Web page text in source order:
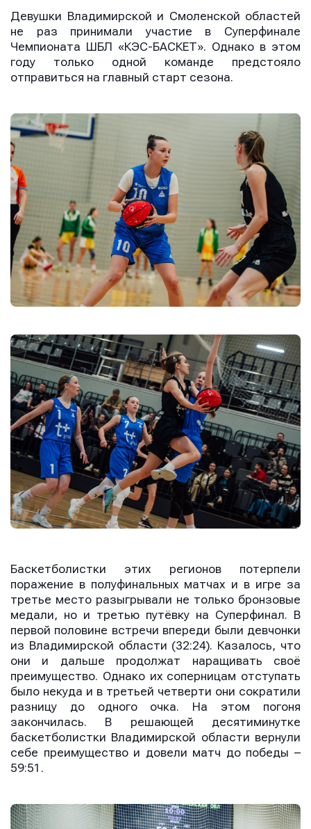
Девушки Владимирской и Смоленской областей
не раз принимали участие в Суперфинале
Чемпионата ШБЛ «КЭС-БАСКЕТ». Однако в этом
году только одной команде предстояло
отправиться на главный старт сезона.
Баскетболистки этих регионов потерпели
поражение в полуфинальных матчах и в игре за
третье место разыгрывали не только бронзовые
медали, но и третью путёвку на Суперфинал. В
первой половине встречи впереди были девчонки
из Владимирской области (32:24). Казалось, что
они и дальше продолжат наращивать своё
преимущество. Однако их соперницам отступать
было некуда и в третьей четверти они сократили
разницу до одного очка. На этом погоня
закончилась. В решающей десятиминутке
баскетболистки Владимирской области вернули
себе преимущество и довели матч до победы –
59:51.